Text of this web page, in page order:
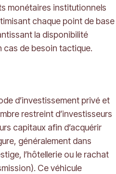
monétaires institutionnels
chaque point de base
la disponibilité
cas de besoin tactique.
d’investissement privé et
restreint d’investisseurs
capitaux afin d’acquérir
généralement dans
l’hôtellerie ou le rachat
Ce véhicule